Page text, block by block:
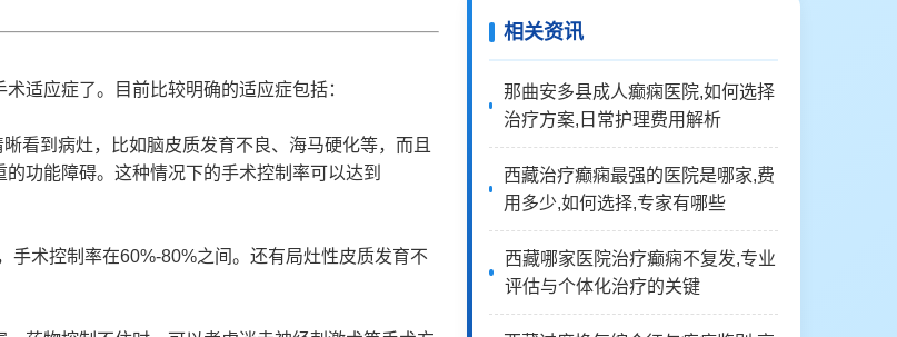
适应症了。目前比较明确的适应症包括：
看到病灶，比如脑皮质发育不良、海马硬化等，而且
功能障碍。这种情况下的手术控制率可以达到
手术控制率在60%-80%之间。还有局灶性皮质发育不
相关资讯
那曲安多县成人癫痫医院,如何选择
治疗方案,日常护理费用解析
西藏治疗癫痫最强的医院是哪家,费
用多少,如何选择,专家有哪些
西藏哪家医院治疗癫痫不复发,专业
评估与个体化治疗的关键